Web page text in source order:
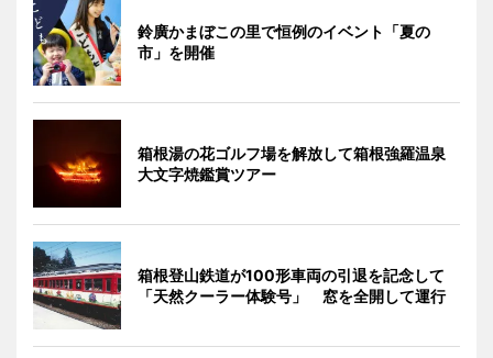
鈴廣かまぼこの里で恒例のイベント「夏の
市」を開催
箱根湯の花ゴルフ場を解放して箱根強羅温泉
大文字焼鑑賞ツアー
箱根登山鉄道が100形車両の引退を記念して
「天然クーラー体験号」 窓を全開して運行